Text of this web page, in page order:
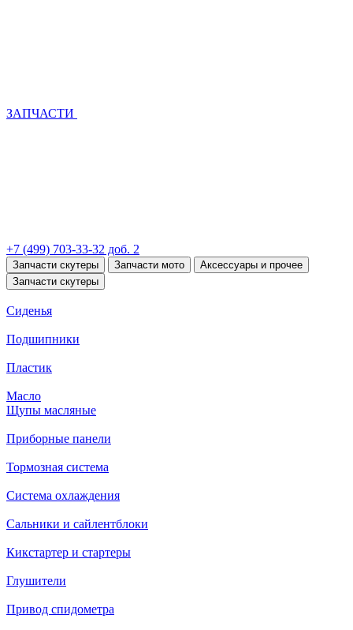
ЗАПЧАСТИ
+7 (499) 703-33-32 доб. 2
Запчасти скутеры Запчасти мото
Аксессуары и прочее
Запчасти скутеры
Сиденья
Подшипники
Пластик
Масло
Щупы масляные
Приборные панели
Тормозная система
Система охлаждения
Сальники и сайлентблоки
Кикстартер и стартеры
Глушители
Привод спидометра